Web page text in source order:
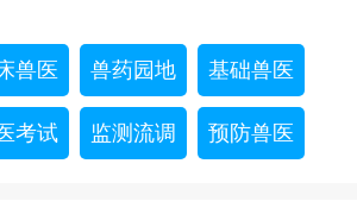
兽医 兽药园地 基础兽医
考试 监测流调 预防兽医